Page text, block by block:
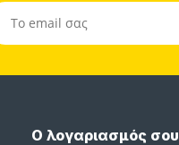
Ο λογαριασμός σου